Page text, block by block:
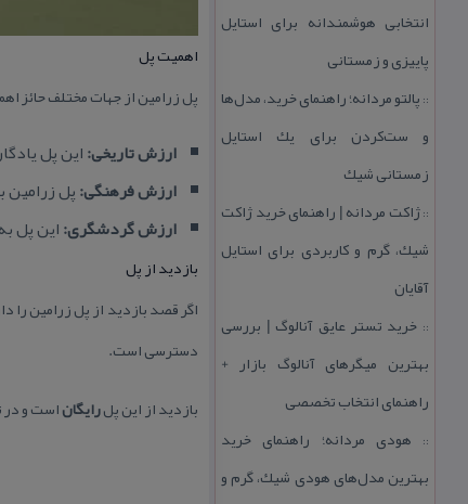
انتخابی هوشمندانه برای استایل
پاییزی و زمستانی
:: پالتو مردانه؛ راهنمای خرید، مدل‌ها
و ست‌كردن برای یك استایل
زمستانی شیك
::ژاكت مردانه | راهنمای خرید ژاكت
شیك، گرم و كاربردی برای استایل
آقایان
:: خرید تستر عایق آنالوگ | بررسی
بهترین میگرهای آنالوگ بازار +
راهنمای انتخاب تخصصی
:: هودی مردانه؛ راهنمای خرید
بهترین مدل‌های هودی شیك، گرم و
اهمیت پل
پل زرامین از جهات مختلف حائز
ارزش تاریخی:این پل
ارزش فرهنگی:پل
ارزش گردشگری:این پل
بازدید از پل
اگر قصد بازدید از پل زرامین را
دسترسی است.
بازدید از این پلرایگاناست و در